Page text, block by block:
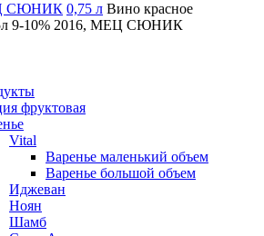
СЮНИК 0,75 л Вино красное
9-10% 2016, МЕЦ СЮНИК
фруктовая
Vital
Варенье маленький объем
Варенье большой объем
Иджеван
Ноян
Шамб